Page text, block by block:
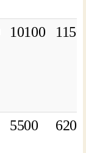
10100
5500 6200